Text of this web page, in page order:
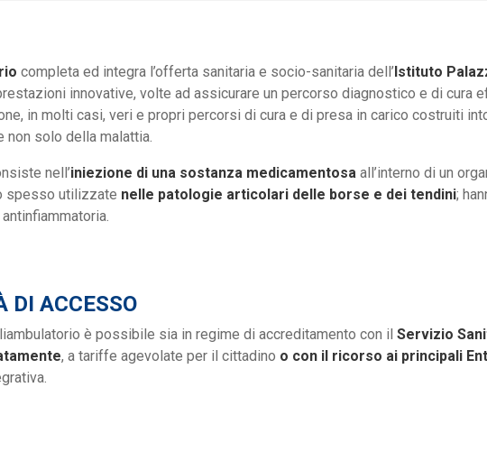
completa ed integra l’offerta sanitaria e socio-sanitaria dell’ Istituto
innovative, volte ad assicurare un percorso diagnostico e di cura
in molti casi, veri e propri percorsi di cura e di presa in carico costruiti
non solo della malattia.
nell’iniezione di una sostanza medicamentosa all’interno di un
spesso utilizzate nelle patologie articolari delle borse e dei tendini;
DI ACCESSO
è possibile sia in regime di accreditamento con il Servizio
, a tariffe agevolate per il cittadino o con il ricorso ai principali